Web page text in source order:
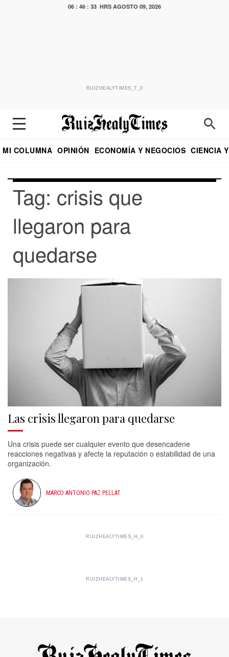
06 : 46 : 33 HRS AGOSTO 09, 2026
RUIZHEALYTIMES_T_0
MI COLUMNA OPINIÓN ECONOMÍA Y NEGOCIOS CIENCIA
Tag: crisis que
llegaron para
quedarse
Las crisis llegaron para quedarse
Una crisis puede ser cualquier evento que desencadene
reacciones negativas y afecte la reputación o estabilidad de una
organización.
MARCO ANTONIO PAZ PELLAT
RUIZHEALYTIMES_H_0
RUIZHEALYTIMES_H_1